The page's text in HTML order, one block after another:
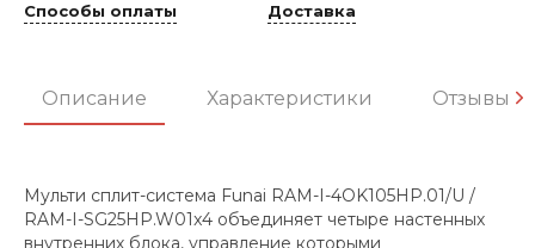
Способы оплаты Доставка
Описание Характеристики Отзывы
Мульти сплит-система Funai RAM-I-4OK105HP.01/U /
RAM-I-SG25HP.W01x4 объединяет четыре настенных